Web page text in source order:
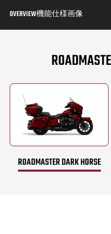
OVERVIEW機能仕様画像
ROADMASTER DARK HORSE